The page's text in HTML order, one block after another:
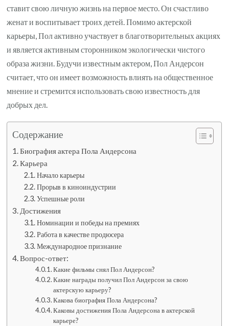
ставит свою личную жизнь на первое место. Он счастливо
женат и воспитывает троих детей. Помимо актерской
карьеры, Пол активно участвует в благотворительных акциях
и является активным сторонником экологически чистого
образа жизни. Будучи известным актером, Пол Андерсон
считает, что он имеет возможность влиять на общественное
мнение и стремится использовать свою известность для
добрых дел.
Содержание
Биография актера Пола Андерсона
Карьера
Начало карьеры
Прорыв в киноиндустрии
Успешные роли
Достижения
Номинации и победы на премиях
Работа в качестве продюсера
Международное признание
Вопрос-ответ:
Какие фильмы снял Пол Андерсон?
Какие награды получил Пол Андерсон за свою
актерскую карьеру?
Какова биография Пола Андерсона?
Каковы достижения Пола Андерсона в актерской
карьере?